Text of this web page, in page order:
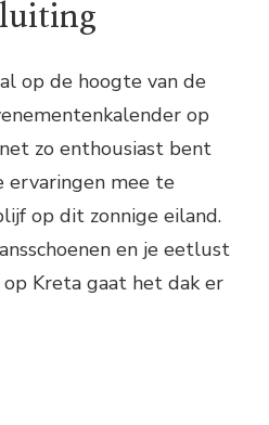
op de hoogte van de
op
zo enthousiast bent
ervaringen mee te
op dit zonnige eiland.
en je eetlust
Kreta gaat het dak er